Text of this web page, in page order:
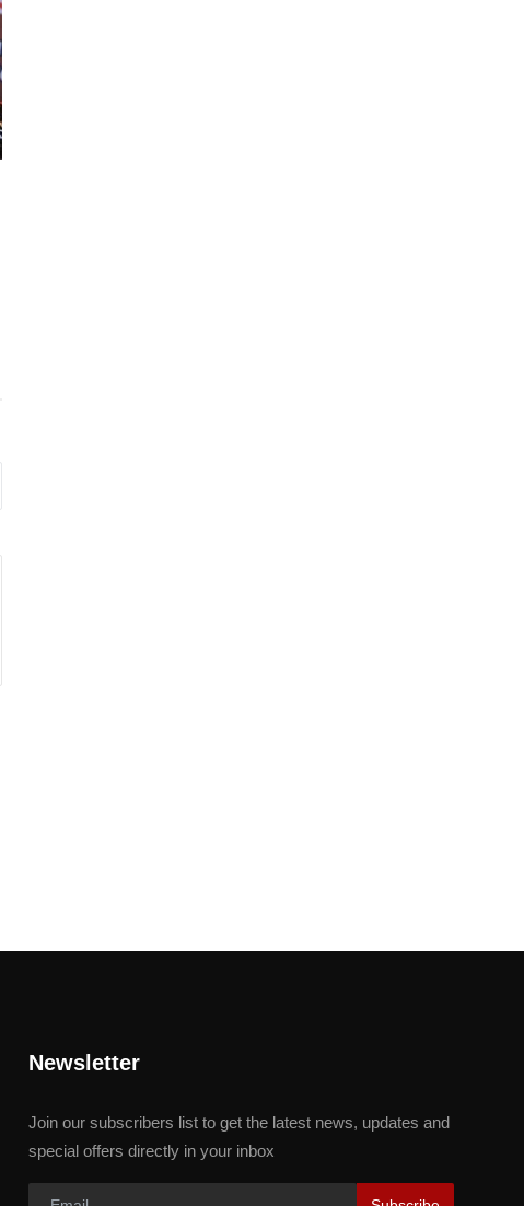
Newsletter
Join our subscribers list to get the latest news, updates and
special offers directly in your inbox